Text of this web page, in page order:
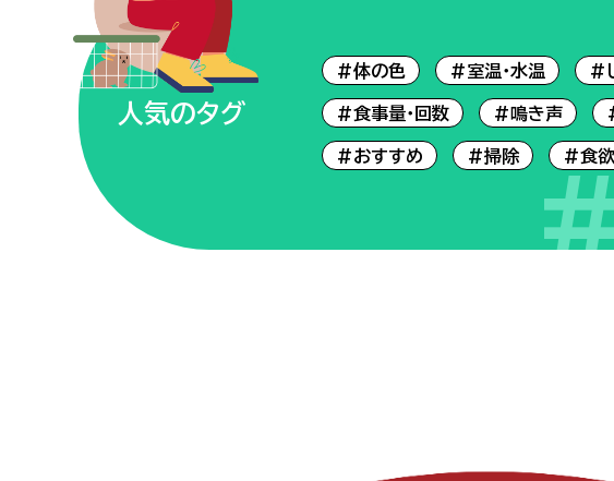
人気のタグ
#体の色 #室温・水温 #
#食事量・回数 #鳴き声
#おすすめ #掃除 #食